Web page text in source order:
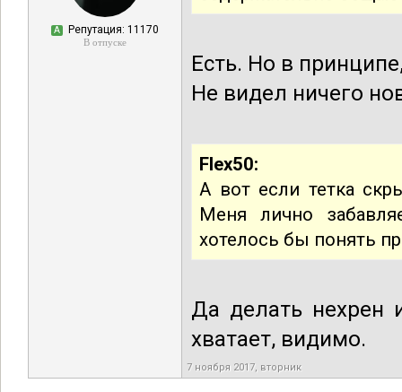
А Репутация: 11170
В отпуске
Есть. Но в
Не видел ничего
Flex50:
А вот если тетка
Меня лично
хотелось бы понять
Да делать нехрен
хватает, видимо.
7 ноября 2017, вторник